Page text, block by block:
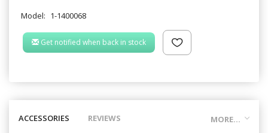
Model: 1-1400068
Get notified when back in stock
MORE...
ACCESSORIES REVIEWS